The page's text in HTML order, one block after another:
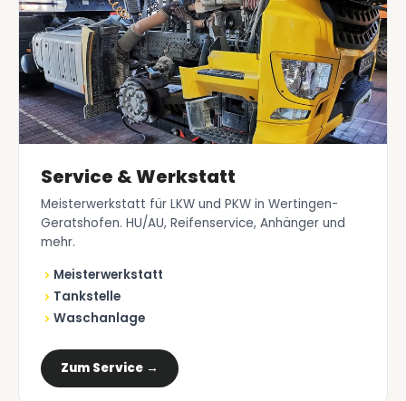
Service & Werkstatt
Meisterwerkstatt für LKW und PKW in Wertingen-
Geratshofen. HU/AU, Reifenservice, Anhänger und
mehr.
Meisterwerkstatt
Tankstelle
Waschanlage
Zum Service →